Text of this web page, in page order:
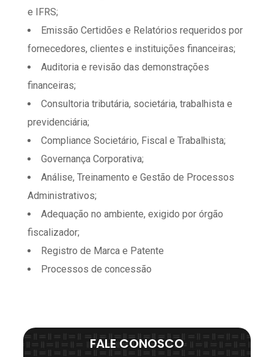
e IFRS;
Emissão Certidões e Relatórios requeridos por
fornecedores, clientes e instituições financeiras;
Auditoria e revisão das demonstrações
financeiras;
Consultoria tributária, societária, trabalhista e
previdenciária;
Compliance Societário, Fiscal e Trabalhista;
Governança Corporativa;
Análise, Treinamento e Gestão de Processos
Administrativos;
Adequação no ambiente, exigido por órgão
fiscalizador;
Registro de Marca e Patente
Processos de concessão
FALE CONOSCO